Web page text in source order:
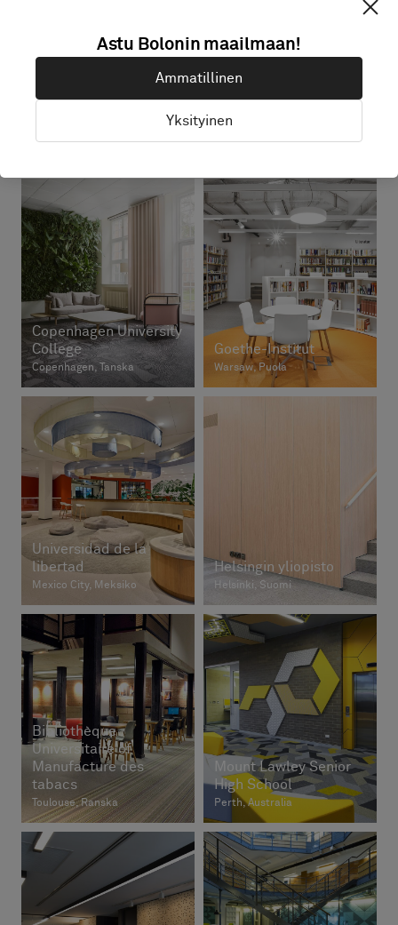
Copenhagen University
College
Copenhagen, Tanska
Goethe-Institut
Warsaw, Puola
Universidad de la
libertad
Mexico City, Meksiko
Helsingin yliopisto
Helsinki, Suomi
Bibliothèque
Universitaire of
Manufacture des
tabacs
Toulouse, Ranska
Mount Lawley Senior
High School
Perth, Australia
Astu Bolonin maailmaan!
Ammatillinen
Yksityinen